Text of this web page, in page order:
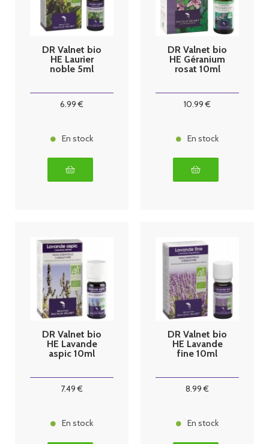
DR Valnet bio
HE Laurier
noble 5ml
6.99 €
En stock
DR Valnet bio
HE Géranium
rosat 10ml
10.99 €
En stock
DR Valnet bio
HE Lavande
aspic 10ml
7.49 €
En stock
DR Valnet bio
HE Lavande
fine 10ml
8.99 €
En stock